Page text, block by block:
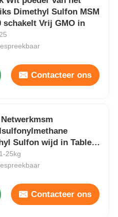
Dimethyl Sulfon MSM
schakelt Vrij GMO in
Contacteer ons
Sulfon wijd in Tablet
25kg
Contacteer ons